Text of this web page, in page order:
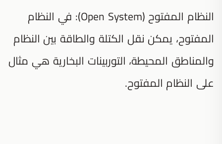
النظام المفتوح (Open System): في النظام
المفتوح، يمكن نقل الكتلة والطاقة بين النظام
والمناطق المحيطة، التوربينات البخارية هي مثال
على النظام المفتوح.